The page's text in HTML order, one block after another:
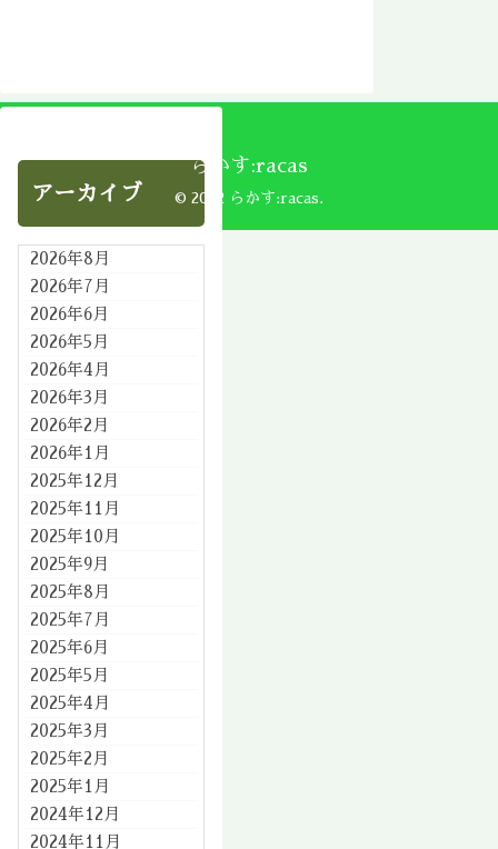
アーカイブ
2026年8月
2026年7月
2026年6月
2026年5月
2026年4月
2026年3月
2026年2月
2026年1月
2025年12月
2025年11月
2025年10月
2025年9月
2025年8月
2025年7月
2025年6月
2025年5月
2025年4月
2025年3月
2025年2月
2025年1月
2024年12月
2024年11月
らかす:racas
© 2002 らかす:racas.